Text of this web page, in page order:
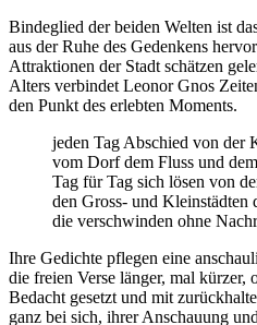
Bindeglied der beiden Welten ist
aus der Ruhe des Gedenkens
Attraktionen der Stadt schätzen
Alters verbindet Leonor Gnos
den Punkt des erlebten Moments.
jeden Tag Abschied von der
vom Dorf dem Fluss und
Tag für Tag sich lösen von
den Gross- und Kleinstädten
die verschwinden ohne
Ihre Gedichte pflegen eine
die freien Verse länger, mal kürzer,
Bedacht gesetzt und mit
ganz bei sich, ihrer Anschauung